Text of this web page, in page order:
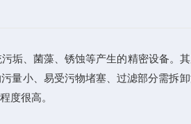
垢、菌藻、锈蚀等产生的精密设备。
量小、易受污物堵塞、过滤部分需拆
度很高。